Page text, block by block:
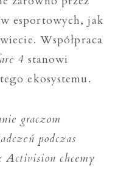
esportowych, jak
Współpraca
4 stanowi
ekosystemu.
graczom
podczas
chcemy